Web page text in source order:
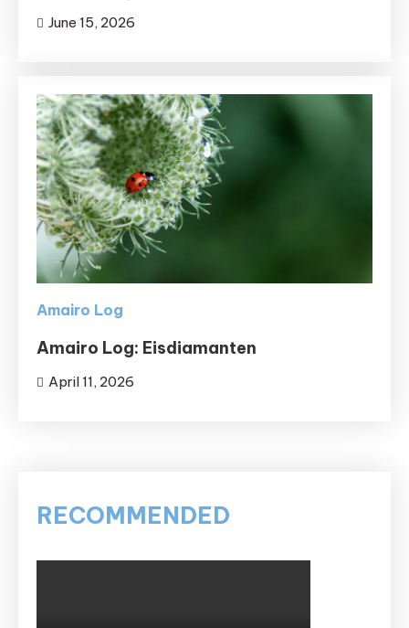
June 15, 2026
Amairo Log
Amairo Log: Eisdiamanten
April 11, 2026
RECOMMENDED